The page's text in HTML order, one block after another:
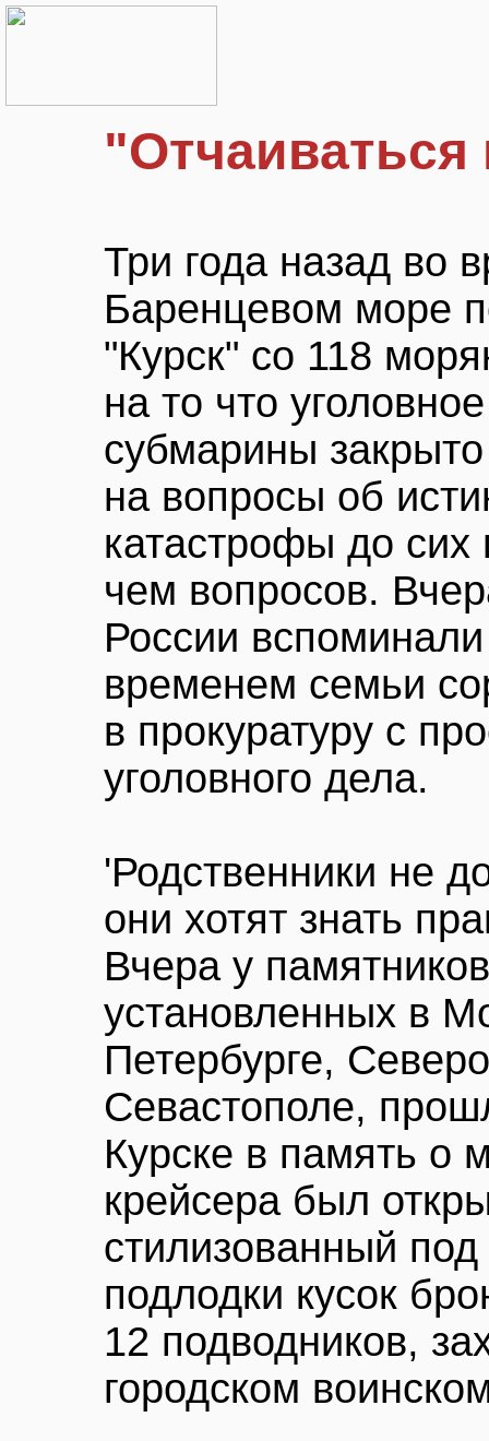
"Отчаиваться
Три года назад во
Баренцевом море
"Курск" со 118
на то что
субмарины
на вопросы об
катастрофы до
чем вопросов.
России
временем семьи
в прокуратуру с
уголовного дела.
'Родственники не
они хотят знать
Вчера у
установленных в
Петербурге,
Севастополе,
Курске в память о
крейсера был
стилизованный
подлодки кусок
12 подводников,
городском